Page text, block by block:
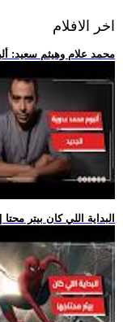
اخر الافلام
.. محمد علام وهيثم سعيد:
.. فيلم Spider-Man: Brand New Day | البداية اللي كان بيتر محتا